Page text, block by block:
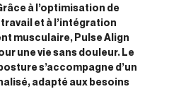
à l’optimisation de
travail et à l’intégration
musculaire, Pulse Align
une vie sans douleur. Le
s’accompagne d’un
adapté aux besoins